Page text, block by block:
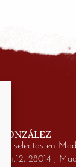
selectos en
28014 ,